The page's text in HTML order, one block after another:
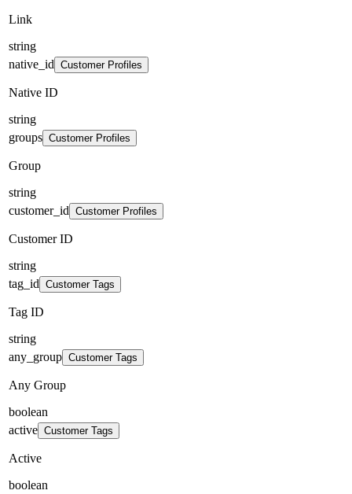
Link
string
native_id Customer Profiles
Native ID
string
groups Customer Profiles
Group
string
customer_id Customer Profiles
Customer ID
string
tag_id Customer Tags
Tag ID
string
any_group Customer Tags
Any Group
boolean
active Customer Tags
Active
boolean